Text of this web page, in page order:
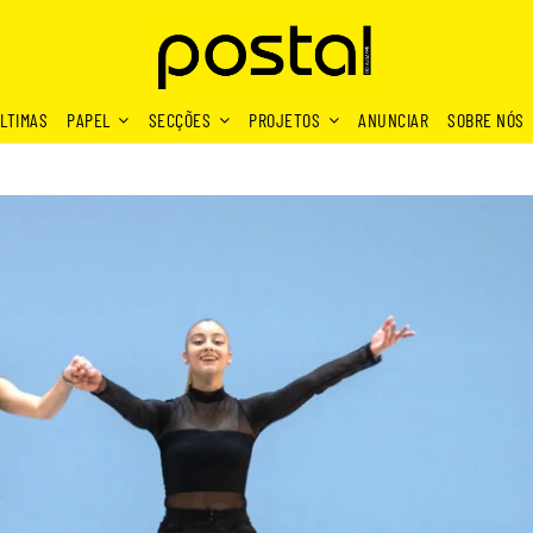
PAPEL SECÇÕES PROJETOS ANUNCIAR SOBRE NÓS